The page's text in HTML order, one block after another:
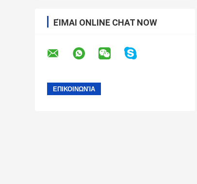
ΕΊΜΑΙ ONLINE CHAT NOW